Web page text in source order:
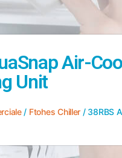
Air-
Unit
/ Ftohes Chiller / 38RBS